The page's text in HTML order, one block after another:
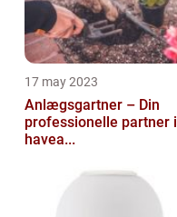
17 may 2023
Anlægsgartner – Din
professionelle partner i
havea...